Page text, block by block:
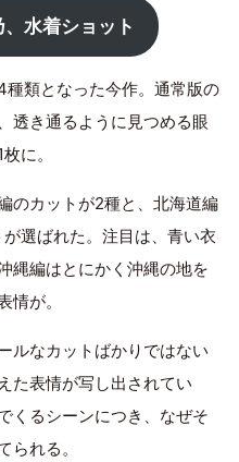
、水着ショット
類となった今作。通常版の
透き通るように見つめる眼
に。
のカットが2種と、北海道編
選ばれた。注目は、青い衣
縄編はとにかく沖縄の地を
情が。
ルなカットばかりではない
た表情が写し出されてい
くるシーンにつき、なぜそ
られる。